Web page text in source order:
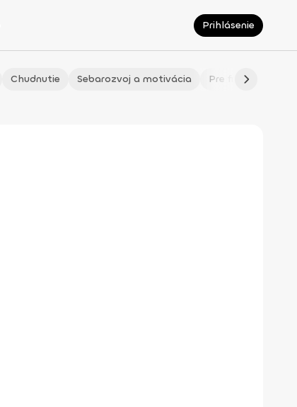
Prihlásenie
Chudnutie Sebarozvoj a motivácia Pre fitmaminky